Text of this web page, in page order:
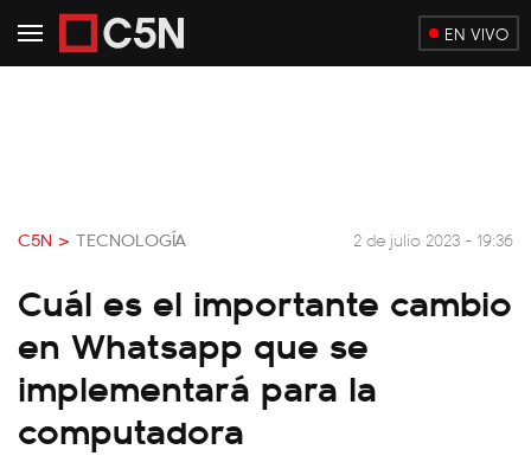
EN VIVO
C5N > TECNOLOGÍA 2 de julio 2023 - 19:36
Cuál es el importante cambio
en Whatsapp que se
implementará para la
computadora